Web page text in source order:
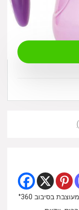
כוס אימון מבית Chicco עם פיה מסיליקון, מעוצבת בסיבוב °360